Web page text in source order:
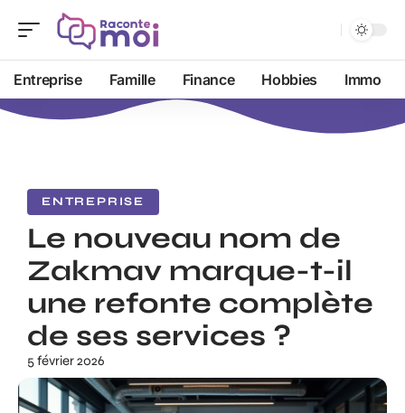
Entreprise Famille Finance Hobbies Immo
ENTREPRISE
Le nouveau nom de
Zakmav marque-t-il
une refonte complète
de ses services ?
5 février 2026